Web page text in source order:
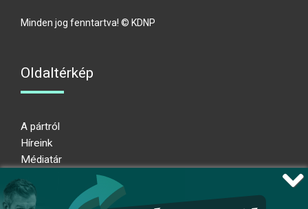
Minden jog fenntartva! © KDNP
Oldaltérkép
A pártról
Híreink
Médiatár
Adatkezelési nyilatkozat